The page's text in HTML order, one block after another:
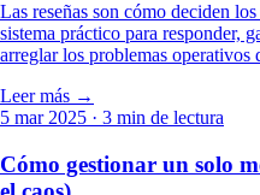
Las reseñas son cómo deciden
sistema práctico para responder,
arreglar los problemas operativos
Leer más →
5 mar 2025 · 3 min de lectura
Cómo gestionar un solo